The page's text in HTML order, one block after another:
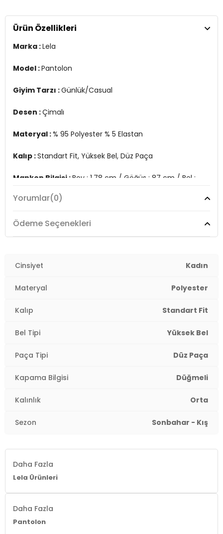
Manken Bilgisi :Boy : 1.78 cm / Göğüs : 87 cm / Bel : 63 cm / Basen
2DK5865972.55
Ürün Özellikleri
Marka :Lela
Model :Pantolon
Giyim Tarzı :Günlük/Casual
Desen :Çimalı
Materyal :% 95 Polyester % 5 Elastan
Kalıp :Standart Fit, Yüksek Bel, Düz Paça
Manken Bilgisi :Boy : 1.78 cm / Göğüs : 87 cm / Bel :
2DK5865972.55
Yorumlar(0)
Ödeme Seçenekleri
Cinsiyet Kadın
Materyal Polyester
Kalıp Standart Fit
Bel Tipi Yüksek Bel
Paça Tipi Düz Paça
Kapama Bilgisi Düğmeli
Kalınlık Orta
Sezon Sonbahar - Kış
Daha Fazla
Lela Ürünleri
Daha Fazla
Pantolon